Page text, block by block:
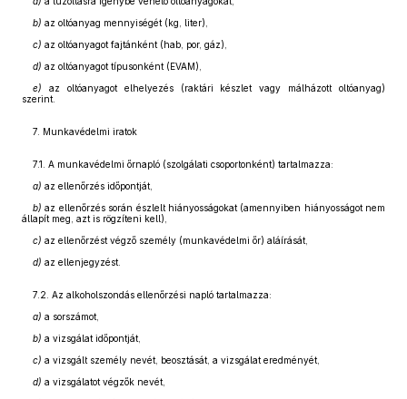
b) az oltóanyag mennyiségét (kg, liter),
c) az oltóanyagot fajtánként (hab, por, gáz),
d) az oltóanyagot típusonként (EVAM),
e) az oltóanyagot elhelyezés (raktári készlet vagy málházott oltóanyag)
szerint.
7. Munkavédelmi iratok
7.1. A munkavédelmi őrnapló (szolgálati csoportonként) tartalmazza:
a) az ellenőrzés időpontját,
b) az ellenőrzés során észlelt hiányosságokat (amennyiben hiányosságot nem
állapít meg, azt is rögzíteni kell),
c) az ellenőrzést végző személy (munkavédelmi őr) aláírását,
d) az ellenjegyzést.
7.2. Az alkoholszondás ellenőrzési napló tartalmazza:
a) a sorszámot,
b) a vizsgálat időpontját,
c) a vizsgált személy nevét, beosztását, a vizsgálat eredményét,
d) a vizsgálatot végzők nevét,